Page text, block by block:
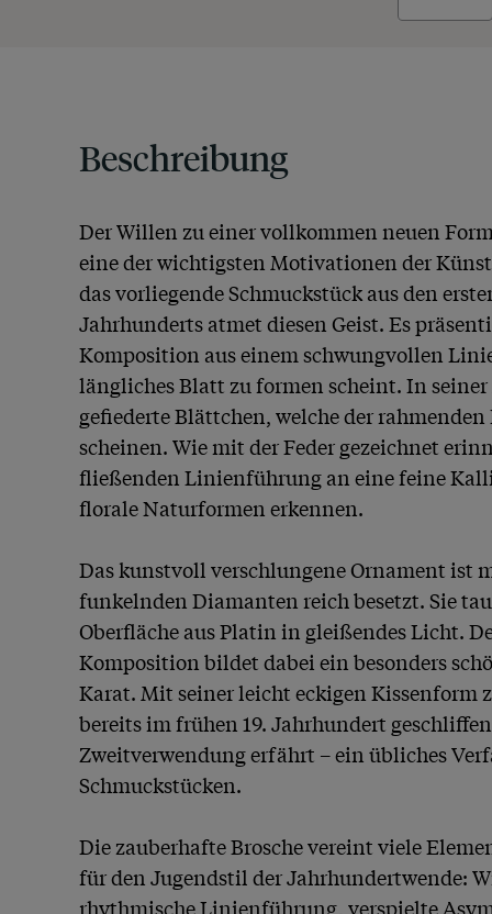
Beschreibung
Der Willen zu einer vollkommen neuen
eine der wichtigsten Motivationen der
das vorliegende Schmuckstück aus den
Jahrhunderts atmet diesen Geist. Es
Komposition aus einem schwungvollen
längliches Blatt zu formen scheint. In
gefiederte Blättchen, welche der
scheinen. Wie mit der Feder gezeichnet
fließenden Linienführung an eine feine
florale Naturformen erkennen.
Das kunstvoll verschlungene Ornament ist
funkelnden Diamanten reich besetzt. Sie
Oberfläche aus Platin in gleißendes Licht.
Komposition bildet dabei ein besonders
Karat. Mit seiner leicht eckigen Kissenform
bereits im frühen 19. Jahrhundert
Zweitverwendung erfährt – ein übliches
Schmuckstücken.
Die zauberhafte Brosche vereint viele
für den Jugendstil der Jahrhundertwende:
rhythmische Linienführung, verspielte